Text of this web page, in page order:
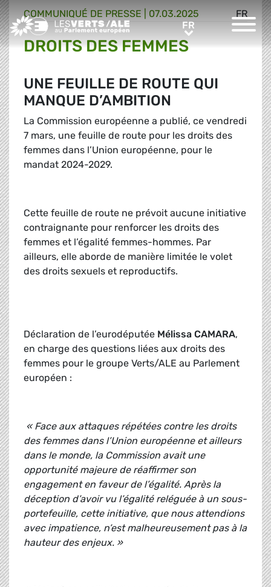
Greens/EFA Home FRFR
FR
COMMUNIQUÉ DE PRESSE 07.03.2025
DROITS DES FEMMES
UNE FEUILLE DE ROUTE QUI
MANQUE D’AMBITION
La Commission européenne a publié, ce vendredi
7 mars, une feuille de route pour les droits des
femmes dans l’Union européenne, pour le
mandat 2024-2029.
Cette feuille de route ne prévoit aucune initiative
contraignante pour renforcer les droits des
femmes et l’égalité femmes-hommes. Par
ailleurs, elle aborde de manière limitée le volet
des droits sexuels et reproductifs.
Déclaration de l’eurodéputée Mélissa CAMARA,
en charge des questions liées aux droits des
femmes pour le groupe Verts/ALE au Parlement
européen :
« Face aux attaques répétées contre les droits
des femmes dans l’Union européenne et ailleurs
dans le monde, la Commission avait une
opportunité majeure de réaffirmer son
engagement en faveur de l’égalité. Après la
déception d’avoir vu l’égalité reléguée à un sous-
portefeuille, cette initiative, que nous attendions
avec impatience, n’est malheureusement pas à la
hauteur des enjeux. »